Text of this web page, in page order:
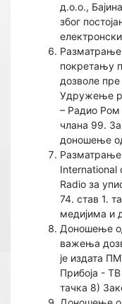
д.о.о.,
због
Разматрање
покретању
дозволе пре
Удружење
– Радио Ром
члана 99.
доношење
Разматрање
International
Radio за
74. став 1.
медијима и
Доношење
важења
је издата
Прибоја -
тачка 8)